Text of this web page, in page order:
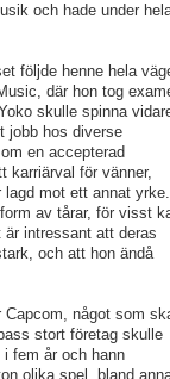
och hade under
följde henne hela
där hon tog
skulle spinna
jobb hos diverse
en accepterad
karriärval för vänner,
mot ett annat yrke.
av tårar, för visst
är intressant att deras
och att hon ändå
Capcom, något som
stort företag skulle
fem år och hann
olika spel, bland